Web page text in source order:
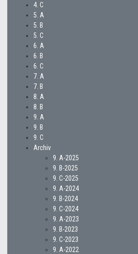
4. C
5. A
5. B
5. C
6. A
6. B
6. C
7. A
7. B
8. A
8. B
9. A
9. B
9. C
Archiv
9. A-2025
9. B-2025
9. C-2025
9. A-2024
9. B-2024
9. C-2024
9. A-2023
9. B-2023
9. C-2023
9. A-2022